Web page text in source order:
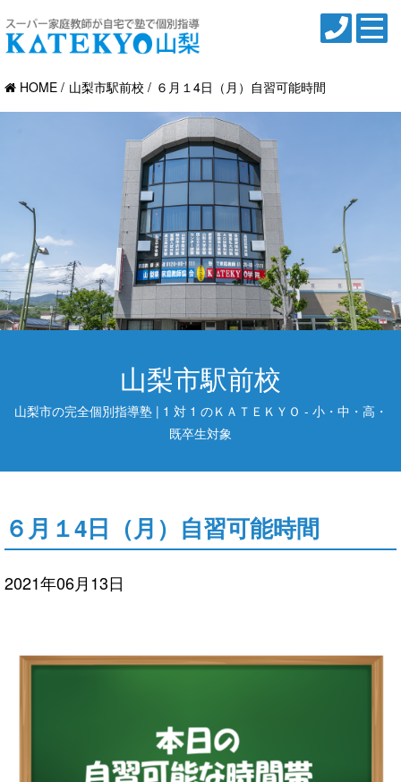
HOME 山梨市駅前校 ６月１4日（月）自習可能時間
山梨市駅前校
山梨市の完全個別指導塾 | 1 対 1 のＫＡＴＥＫＹＯ - 小・中・高・
既卒生対象
６月１4日（月）自習可能時間
2021年06月13日